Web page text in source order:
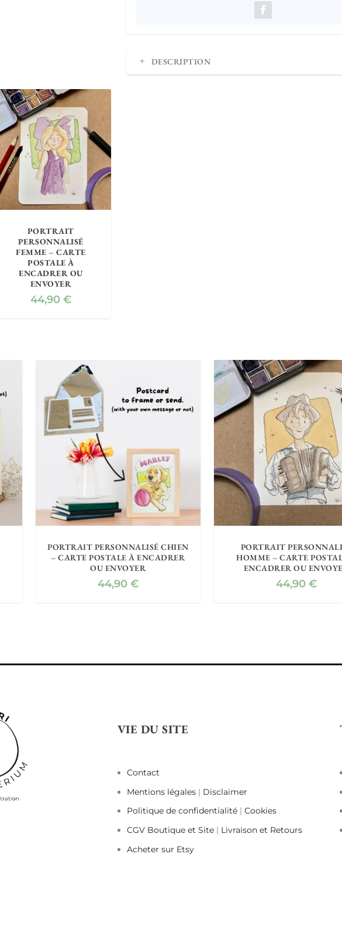
DESCRIPTION
PORTRAIT
PERSONNALISÉ
FEMME – CARTE
POSTALE À
ENCADRER OU
ENVOYER
44,90 €
PORTRAIT PERSONNALISÉ CHIEN
– CARTE POSTALE À ENCADRER
OU ENVOYER
44,90 €
PORTRAIT
HOMME – CARTE
ENCADRER OU
44,90€
VIE DU SITE
Contact
Mentions légales | Disclaimer
Politique de confidentialité| Cookies
CGV Boutique et Site | Livraison et Retours
Acheter sur Etsy